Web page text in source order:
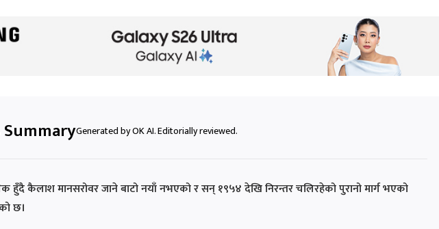
Generated by OK AI. Editorially reviewed.
हुँदै कैलाश मानसरोवर जाने बाटो नयाँ नभएको र सन् १९५४ देखि निरन्तर चलिरहेको पुरानो मार्ग भएको
छ।